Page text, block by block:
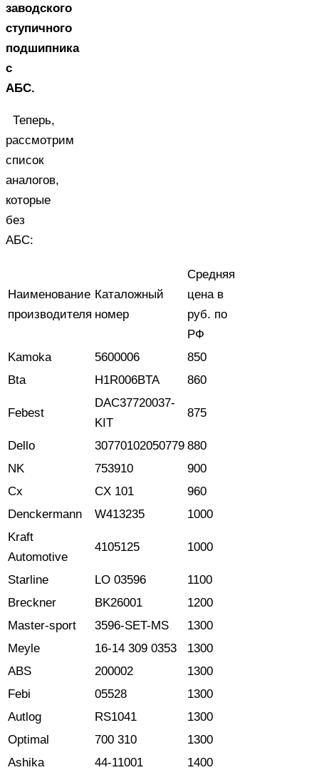
заводского
ступичного
подшипника
с
АБС.
Теперь,
рассмотрим
список
аналогов,
которые
без
АБС:
Наименование
производителя
Каталожный
номер
Средняя
цена в
руб. по
РФ
Kamoka
5600006
850
Bta
H1R006BTA 860
Febest
DAC37720037-
KIT
875
Dello 30770102050779 880
NK
753910
900
Cx
CX 101
960
Denckermann
W413235
1000
Kraft
Automotive
4105125 1000
Starline LO 03596
1100
Breckner
BK26001
1200
Master-sport
3596-SET-MS
1300
Meyle
16-14 309 0353
1300
ABS
200002
1300
Febi
05528
1300
Autlog
RS1041
1300
Optimal
700 310
1300
Ashika
44-11001 1400